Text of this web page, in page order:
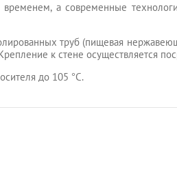
временем, а современные
труб (пищевая
к стене осуществляется
до 105 °C.